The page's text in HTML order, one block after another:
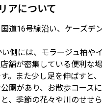
アについて
道16号線沿い、ケーズデ
側には、モラージュ柏や
舗が密集している便利な
。また少し足を伸ばすと
園があり、お散歩コースに
、季節の花々や川のせせ